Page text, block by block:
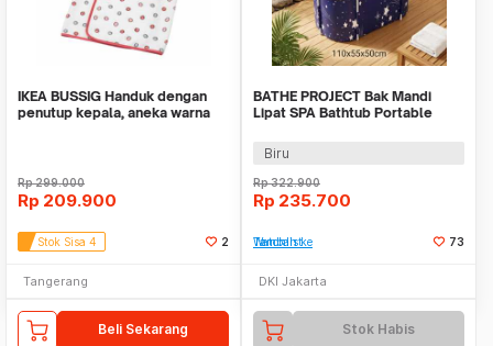
IKEA BUSSIG Handuk dengan
penutup kepala, aneka warna
Rp299.000
Rp 209.900
Stok Sisa 4 2
Tangerang
Beli Sekarang
BATHE PROJECT Bak Mandi
Lipat SPA Bathtub Portable
Biru
Rp322.900
Rp 235.700
Tambah ke Watchlist 73
DKI Jakarta
Stok Habis